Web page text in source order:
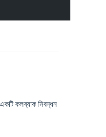
কলব্যাক নিবন্ধন